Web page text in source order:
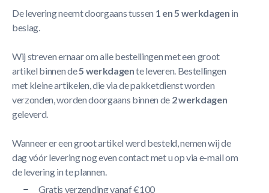
De levering neemt doorgaans tussen 1 en 5 werkdagen in
beslag.
Wij streven ernaar om alle bestellingen met een groot
artikel binnen de5 werkdagente leveren. Bestellingen
met kleine artikelen, die via de pakketdienst worden
verzonden, worden doorgaans binnen de 2 werkdagen
geleverd.
Wanneer er een groot artikel werd besteld, nemen wij de
dag vóór levering nog even contact met u op via e-mail om
de levering in te plannen.
Gratis verzending vanaf €100